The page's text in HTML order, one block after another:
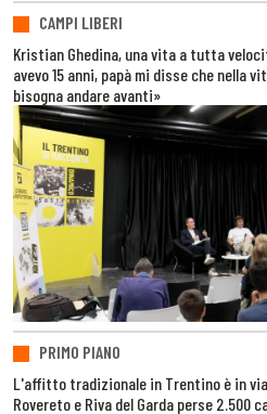
CAMPI LIBERI
Kristian Ghedina, una vita a tutta
avevo 15 anni, papà mi disse che nella
bisogna andare avanti»
PRIMO PIANO
L'affitto tradizionale in Trentino è in
Rovereto e Riva del Garda perse 2.500